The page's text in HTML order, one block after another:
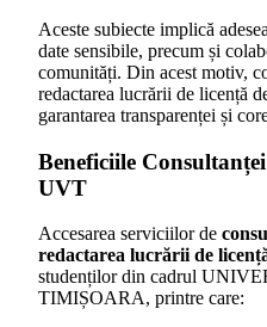
Aceste subiecte implică
date sensibile, precum și
comunități. Din acest motiv,
redactarea lucrării de licență
garantarea transparenței și
Beneficiile
UVT
Accesarea serviciilor de
redactarea lucrării de
studenților din cadrul
TIMIȘOARA, printre care: